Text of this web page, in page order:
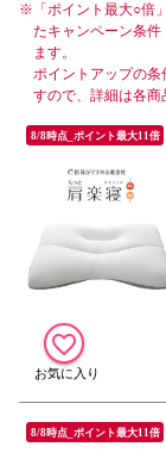
※ 「ポイント最大○
たキャンペーン条件
ます。
ポイントアップの条
すので、詳細は各商
8/8時点_ポイント最大11倍
8/8時点_ポイント最大11倍